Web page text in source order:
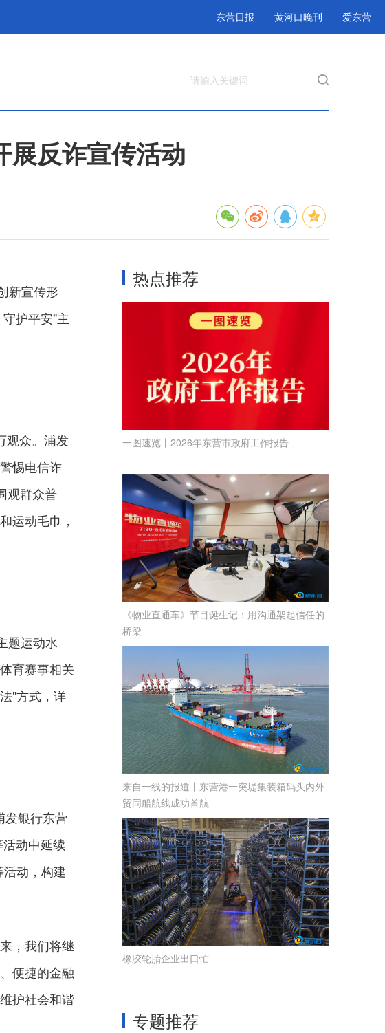
东营日报 黄河口晚刊 爱东营
请输入关键词
展反诈宣传活动
新宣传形
护平安"主
观众。浦发
惕电信诈
观群众普
运动毛巾，
题运动水
育赛事相关
"方式，详
银行东营
动中延续
动，构建
，我们将继
便捷的金融
护社会和谐
热点推荐
一图速览丨2026年东营市政府工作报告
《物业直通车》节目诞生记：用沟通架起信任的
桥梁
来自一线的报道丨东营港一突堤集装箱码头内外
贸同船航线成功首航
橡胶轮胎企业出口忙
专题推荐